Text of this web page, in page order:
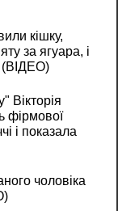
кішку,
за ягуара, і
(ВІДЕО)
Вікторія
фірмової
і показала
чоловіка